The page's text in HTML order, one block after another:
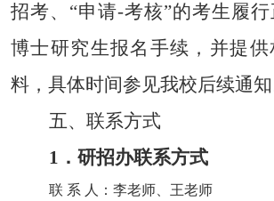
招考、 “申请-考核”的考生履
博士研究生报名手续，并提
料，具体时间参见我校后续通知
五、联系方式
1 ． 研招办联系方式
联 系 人：李老师、王老师